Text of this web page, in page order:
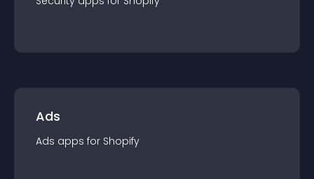
Ads
Ads apps for Shopify